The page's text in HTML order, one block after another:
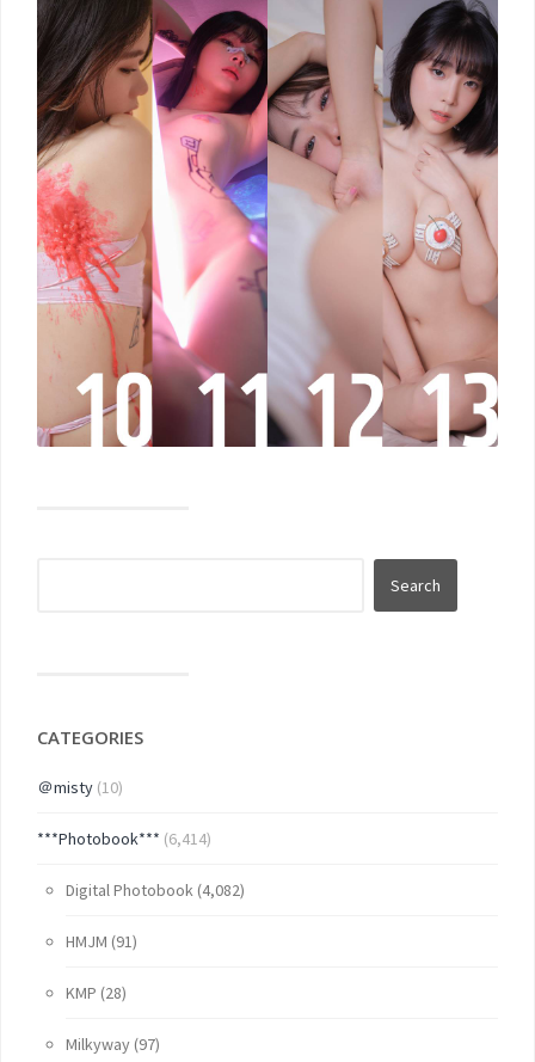
CATEGORIES
＠misty (10)
***Photobook*** (6,414)
Digital Photobook (4,082)
HMJM (91)
KMP (28)
Milkyway (97)